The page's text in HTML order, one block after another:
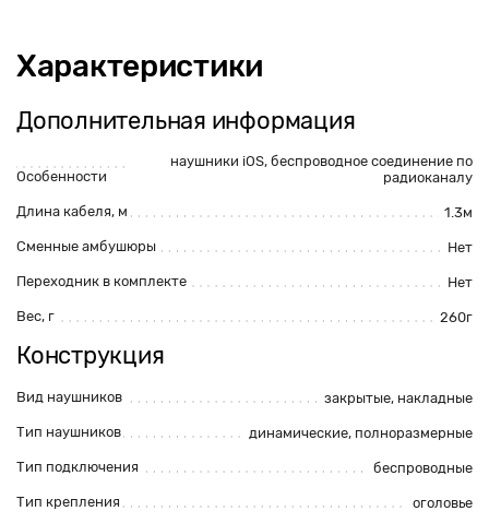
Характеристики
Дополнительная информация
Особенности
наушники iOS, беспроводное соединение по
радиоканалу
Длина кабеля, м 1.3м
Сменные амбушюры Нет
Переходник в комплекте Нет
Вес, г 260г
Конструкция
Вид наушников закрытые, накладные
Тип наушников динамические, полноразмерные
Тип подключения беспроводные
Тип крепления оголовье